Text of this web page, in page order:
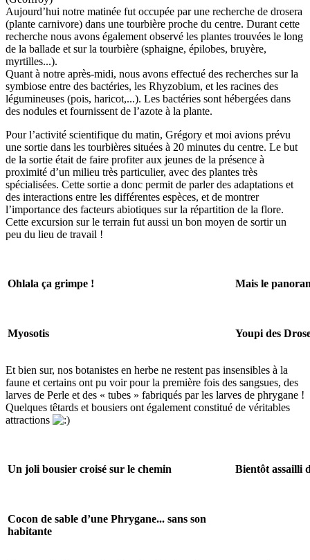
Aujourd’hui notre matinée fut occupée par une recherche de drosera
(plante carnivore) dans une tourbière proche du centre. Durant cette
recherche nous avons également observé les plantes trouvées le long
de la ballade et sur la tourbière (sphaigne, épilobes, bruyère,
myrtilles...).
Quant à notre après-midi, nous avons effectué des recherches sur la
symbiose entre des bactéries, les Rhyzobium, et les racines des
légumineuses (pois, haricot,...). Les bactéries sont hébergées dans
des nodules et fournissent de l’azote à la plante.
Pour l’activité scientifique du matin, Grégory et moi avions prévu
une sortie dans les tourbières situées à 20 minutes du centre. Le but
de la sortie était de faire profiter aux jeunes de la présence à
proximité d’un milieu très particulier, avec des plantes très
spécialisées. Cette sortie a donc permit de parler des adaptations et
des interactions entre les différentes espèces, et de montrer
l’importance des facteurs abiotiques sur la répartition de la flore.
Cette excursion sur le terrain fut aussi un bon moyen de sortir un
peu du lieu de travail !
Ohlala ça grimpe ! Mais le
Myosotis Youpi des
Et bien sur, nos botanistes en herbe ne restent pas insensibles à la
faune et certains ont pu voir pour la première fois des sangsues, des
larves de Perle et des « tubes » fabriqués par les larves de phrygane !
Quelques têtards et bousiers ont également constitué de véritables
attractions
Un joli bousier croisé sur le chemin Bientôt assailli
Cocon de sable d’une Phrygane... sans son
habitante